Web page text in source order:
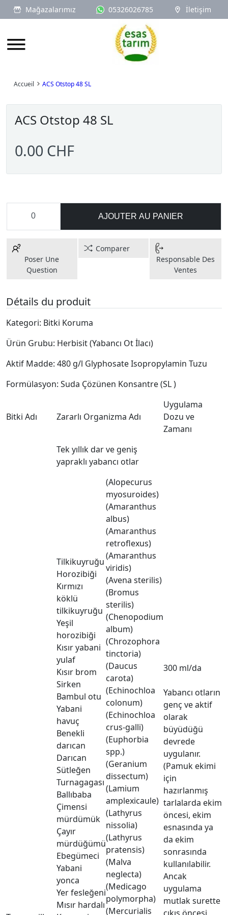
Mağazalarımız 05326026785 İletişim
Logo
Accueil ACS Otstop 48 SL
ACS Otstop 48 SL
0.00 CHF
AJOUTER AU PANIER
Poser Une
Question
Comparer
Responsable Des
Ventes
Détails du produit
Kategori: Bitki Koruma
Ürün Grubu: Herbisit (Yabancı Ot İlacı)
Aktif Madde: 480 g/l Glyphosate Isopropylamin Tuzu
Formülasyon: Suda Çözünen Konsantre (SL )
Bitki Adı Zararlı Organizma Adı
Uygulama
Dozu ve
Zamanı
Tek yıllık dar ve geniş
yapraklı yabancı otlar
300 ml/da
Yabancı otların
genç ve aktif
olarak
büyüdüğü
devrede
uygulanır.
(Pamuk ekimi
için
hazırlanmış
tarlalarda ekim
öncesi, ekim
esnasında ya
da ekim
sonrasında
kullanılabilir.
Ancak
uygulama
mutlak surette
Tilkikuyruğu
Horozibiği
Kırmızı
köklü
tilkikuyruğu
Yeşil
horozibiği
Kısır yabani
yulaf
Kısır brom
Sirken
Bambul otu
Yabani
havuç
Benekli
darıcan
Darıcan
Sütleğen
Turnagagası
Ballıbaba
Çimensi
mürdümük
Çayır
mürdüğümü
Ebegümeci
Yabani
yonca
Yer fesleğeni
Mısır hardalı
(Alopecurus
myosuroides)
(Amaranthus
albus)
(Amaranthus
retroflexus)
(Amaranthus
viridis)
(Avena sterilis)
(Bromus
sterilis)
(Chenopodium
album)
(Chrozophora
tinctoria)
(Daucus
carota)
(Echinochloa
colonum)
(Echinochloa
crus-galli)
(Euphorbia
spp.)
(Geranium
dissectum)
(Lamium
amplexicaule)
(Lathyrus
nissolia)
(Lathyrus
pratensis)
(Malva
neglecta)
(Medicago
polymorpha)
(Mercurialis